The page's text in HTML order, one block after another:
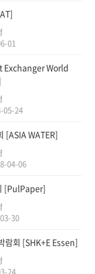
01
Exchanger World
05-24
[ASIA WATER]
04-06
[PulPaper]
30
람회 [SHK+E Essen]
24